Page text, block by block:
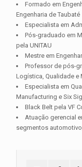
Formado em
Engenharia de Taubaté
Especialista em
Pós-graduado em
pela UNITAU
Mestre em
Professor de pós-
Logística, Qualidade e
Especialista em
Manufacturing e Six
Black Belt pela VF
Atuação gerencial
segmentos